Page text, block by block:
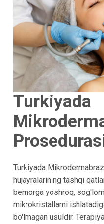
Turkiyada
Turkiyada
hujayralarining tashqi
bemorga yoshroq,
mikrokristallarni
bo'lmagan usuldir.